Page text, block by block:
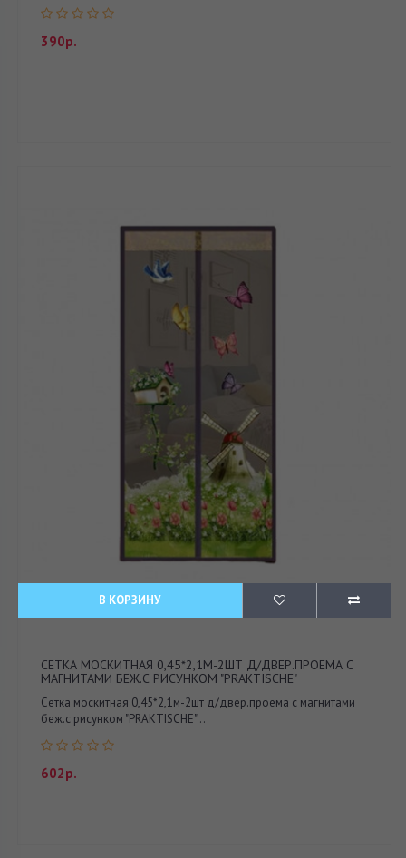
390р.
В КОРЗИНУ
СЕТКА МОСКИТНАЯ 0,45*2,1М-2ШТ Д/ДВЕР.ПРОЕМА С
МАГНИТАМИ БЕЖ.С РИСУНКОМ "PRAKTISCHE"
Сетка москитная 0,45*2,1м-2шт д/двер.проема с магнитами
беж.с рисунком "PRAKTISCHE" ..
602р.